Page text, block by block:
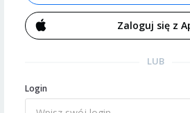
Zaloguj się z
LUB
Login